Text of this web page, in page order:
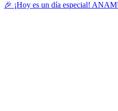
🎉 ¡Hoy es un día especial!